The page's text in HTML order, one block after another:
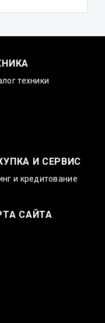
техники
И СЕРВИС
и кредитование
САЙТА